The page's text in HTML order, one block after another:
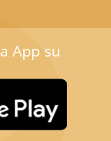
App su